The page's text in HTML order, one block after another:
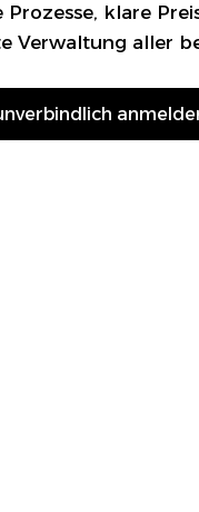
Prozesse, klare
Verwaltung aller